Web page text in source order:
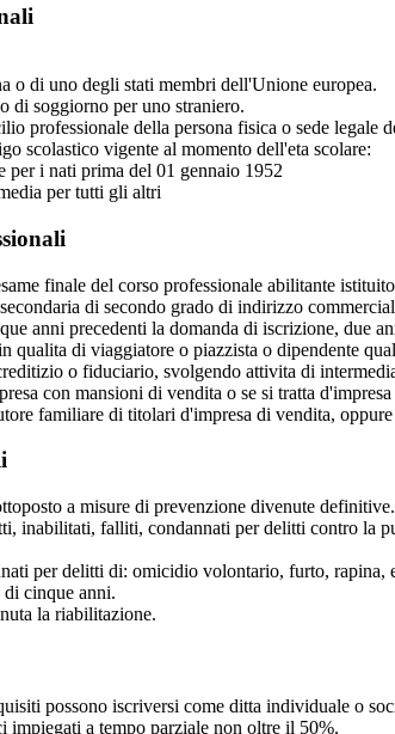
o di uno degli stati membri dell'Unione europea.
di soggiorno per uno straniero.
professionale della persona fisica o sede
scolastico vigente al momento dell'eta scolare:
per i nati prima del 01 gennaio 1952
per tutti gli altri
finale del corso professionale abilitante
di secondo grado di indirizzo
anni precedenti la domanda di iscrizione, due
qualita di viaggiatore o piazzista o dipendente
o fiduciario, svolgendo attivita di
con mansioni di vendita o se si tratta
familiare di titolari d'impresa di vendita,
a misure di prevenzione divenute definitive.
inabilitati, falliti, condannati per delitti contro la
per delitti di: omicidio volontario, furto,
di cinque anni.
la riabilitazione.
possono iscriversi come ditta individuale o
impiegati a tempo parziale non oltre il 50%.